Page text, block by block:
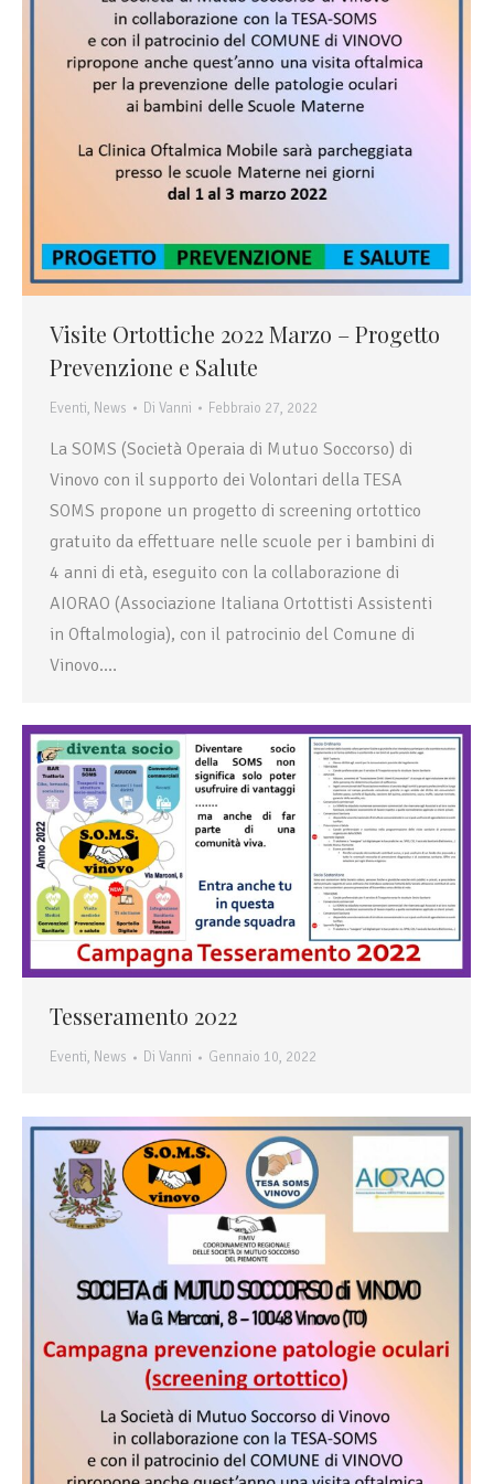
Visite Ortottiche 2022 Marzo – Progetto
Prevenzione e Salute
Eventi, News Di Vanni Febbraio 27, 2022
La SOMS (Società Operaia di Mutuo Soccorso) di
Vinovo con il supporto dei Volontari della TESA
SOMS propone un progetto di screening ortottico
gratuito da effettuare nelle scuole per i bambini di
4 anni di età, eseguito con la collaborazione di
AIORAO (Associazione Italiana Ortottisti Assistenti
in Oftalmologia), con il patrocinio del Comune di
Vinovo.…
Tesseramento 2022
Eventi, News Di Vanni Gennaio 10, 2022